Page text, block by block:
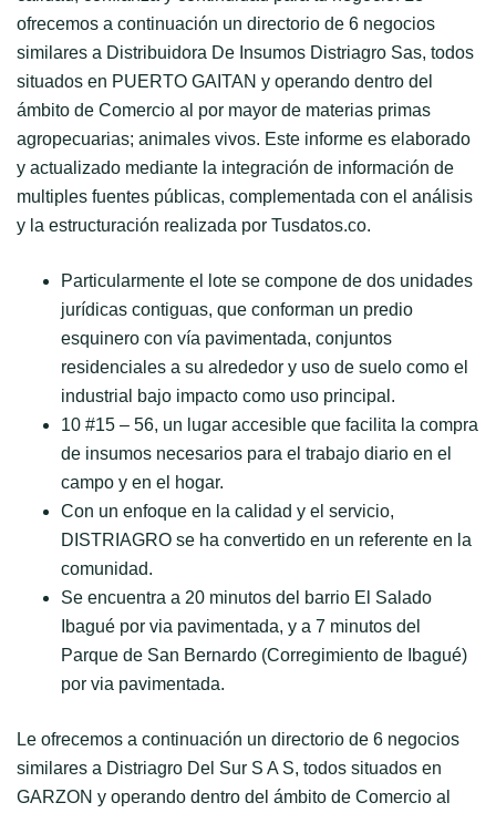
ofrecemos a continuación un directorio de 6 negocios
similares a Distribuidora De Insumos Distriagro Sas, todos
situados en PUERTO GAITAN y operando dentro del
ámbito de Comercio al por mayor de materias primas
agropecuarias; animales vivos. Este informe es elaborado
y actualizado mediante la integración de información de
multiples fuentes públicas, complementada con el análisis
y la estructuración realizada por Tusdatos.co.
Particularmente el lote se compone de dos unidades
jurídicas contiguas, que conforman un predio
esquinero con vía pavimentada, conjuntos
residenciales a su alrededor y uso de suelo como el
industrial bajo impacto como uso principal.
10 #15 – 56, un lugar accesible que facilita la compra
de insumos necesarios para el trabajo diario en el
campo y en el hogar.
Con un enfoque en la calidad y el servicio,
DISTRIAGRO se ha convertido en un referente en la
comunidad.
Se encuentra a 20 minutos del barrio El Salado
Ibagué por via pavimentada, y a 7 minutos del
Parque de San Bernardo (Corregimiento de Ibagué)
por via pavimentada.
Le ofrecemos a continuación un directorio de 6 negocios
similares a Distriagro Del Sur S A S, todos situados en
GARZON y operando dentro del ámbito de Comercio al